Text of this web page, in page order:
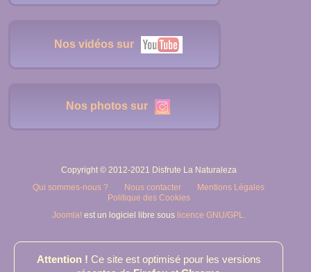
Nos vidéos sur
Nos photos sur
Copyright © 2012-2021 Disfrute La Naturaleza
Qui sommes-nous ?
Nous contacter
Mentions Légales
Politique des Cookies
Joomla! est un logiciel libre sous licence GNU/GPL.
Attention ! Ce site est optimisé pour les versions